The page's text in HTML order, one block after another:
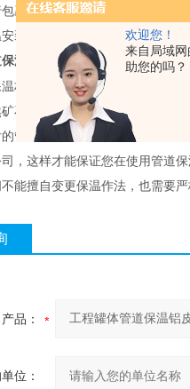
欢迎您！
来自局域
助您的吗？
裹覆盖，防止外界对管道的。
装工程离不开各种优质的保温
温铝皮的承包方法
很多客户在
材料就是岩棉系列产品，玻璃
石为原材料；玻璃棉是将熔融
管理会出现问题，我们的施工
，这样才能保证您在使用管道
能擅自变更保温作法，也需要
产品：
位：